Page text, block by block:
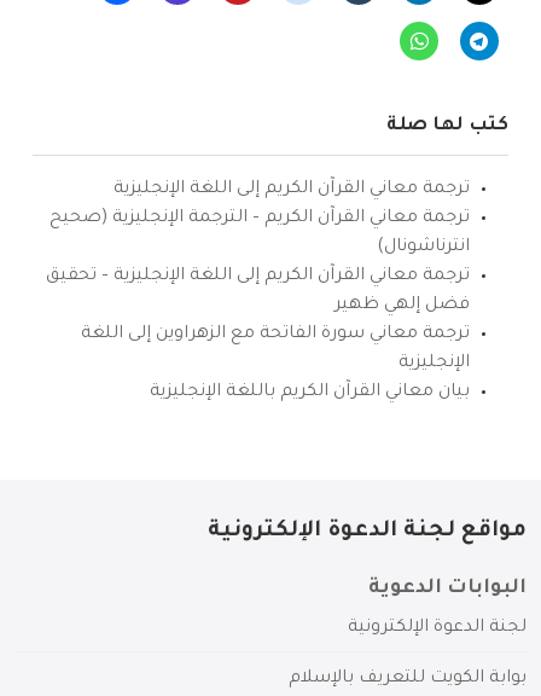
كتب لها صلة
ترجمة معاني القرآن الكريم إلى اللغة الإنجليزية
ترجمة معاني القرآن الكريم – الترجمة الإنجليزية (صحيح
انترناشونال)
ترجمة معاني القرآن الكريم إلى اللغة الإنجليزية – تحقيق
فضل إلهي ظهير
ترجمة معاني سورة الفاتحة مع الزهراوين إلى اللغة
الإنجليزية
بيان معاني القرآن الكريم باللغة الإنجليزية
مواقع لجنة الدعوة الإلكترونية
البوابات الدعوية
لجنة الدعوة الإلكترونية
بوابة الكويت للتعريف بالإسلام